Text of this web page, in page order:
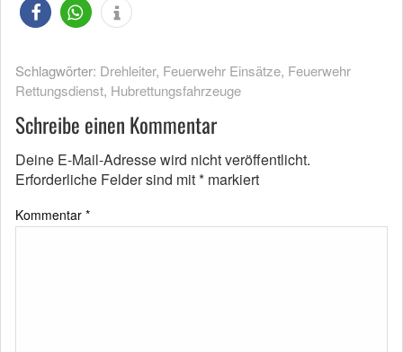
Schlagwörter: Drehleiter, Feuerwehr Einsätze, Feuerwehr
Rettungsdienst, Hubrettungsfahrzeuge
Schreibe einen Kommentar
Deine E-Mail-Adresse wird nicht veröffentlicht.
Erforderliche Felder sind mit* markiert
Kommentar *